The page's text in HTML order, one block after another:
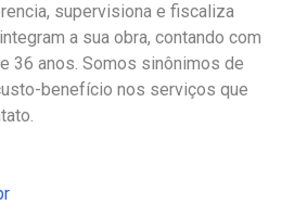
supervisiona e fiscaliza
a sua obra, contando com
36 anos. Somos sinônimos de
benefício nos serviços que